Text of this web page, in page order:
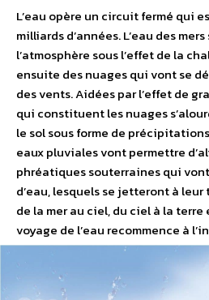
L’eau opère un circuit fermé qui
milliards d’années. L’eau des
l’atmosphère sous l’effet de la
ensuite des nuages qui vont se
des vents. Aidées par l’effet de
qui constituent les nuages
le sol sous forme de
eaux pluviales vont permettre
phréatiques souterraines qui
d’eau, lesquels se jetteront à leur
de la mer au ciel, du ciel à la terre
voyage de l’eau recommence à